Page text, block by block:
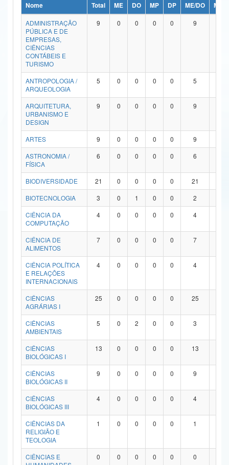
Ministério da Ciência, Tecnologia, Inovações e Comunicações
Ministério do Meio Ambiente
Ministério do Turismo
Ministério do Desenvolvimento Regional
Controladoria-Geral da União
Ministério da Mulher, da Família e dos Direitos Humanos
Secretaria de Governo
Advocacia-Geral da União
Banco Central do Brasil
Nome Total ME DO MP DP ME/DO
MP/
ADMINISTRAÇÃO
PÚBLICA E DE
EMPRESAS,
CIÊNCIAS
CONTÁBEIS E
TURISMO
9 0 0 0 0 9
ANTROPOLOGIA /
ARQUEOLOGIA
5 0 0 0 0 5
ARQUITETURA,
URBANISMO E
DESIGN
9 0 0 0 0 9
ARTES 9 0 0 0 0 9
ASTRONOMIA /
FÍSICA
6 0 0 0 0 6
BIODIVERSIDADE 21 0 0 0 0 21
BIOTECNOLOGIA
3 0 1 0 0 2
CIÊNCIA DA
COMPUTAÇÃO
4 0 0 0 0 4
CIÊNCIA DE
ALIMENTOS
7 0 0 0 0 7
CIÊNCIA POLÍTICA
E RELAÇÕES
INTERNACIONAIS
4 0 0 0 0 4
CIÊNCIAS
AGRÁRIAS I
25 0 0 0 0 25
CIÊNCIAS
AMBIENTAIS
5 0 2 0 0 3
CIÊNCIAS
BIOLÓGICAS I
13 0 0 0 0 13
CIÊNCIAS
BIOLÓGICAS II
9 0 0 0 0 9
CIÊNCIAS
BIOLÓGICAS III
4 0 0 0 0 4
CIÊNCIAS DA
RELIGIÃO E
TEOLOGIA
1 0 0 0 0 1
CIÊNCIAS E
0 0 0 0 0 0